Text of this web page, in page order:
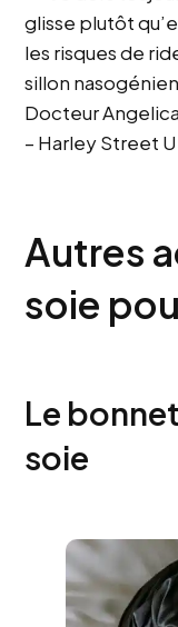
glisse plutôt
les risques de
sillon
Docteur
– Harley Street
Autres
soie
Le
soie